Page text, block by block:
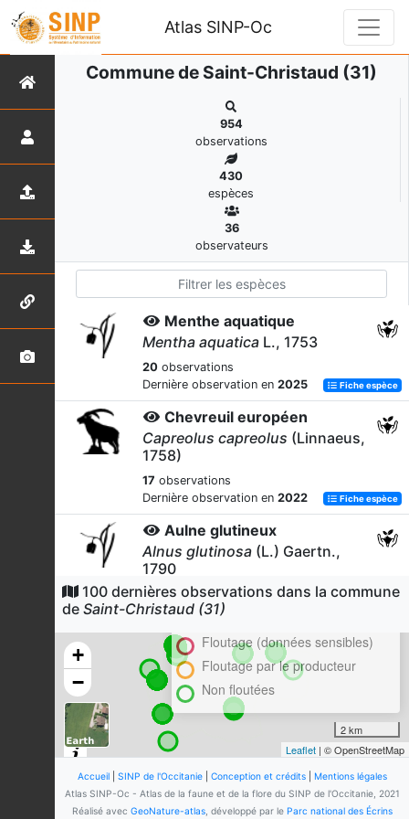
Atlas SINP-Oc
Commune de Saint-Christaud (31)
954
observations
430
espèces
36
observateurs
Menthe aquatique
Mentha aquatica L., 1753
20 observations
Dernière observation en 2025 Fiche espèce
Chevreuil européen
Capreolus capreolus (Linnaeus,
1758)
17 observations
Dernière observation en 2022 Fiche espèce
Aulne glutineux
Alnus glutinosa (L.) Gaertn.,
1790
17observations
Dernière observation en
Lycope d'Europe
Lycopus europaeusL., 1753
17observations
Dernière observation en
Robinier faux-acacia
Robinia pseudoacaciaL., 1753
observations
Fiche espèce
100 dernières observations dans la commune
de Saint-Christaud (31)
+
−
Cluster
En attente de validation régionale
Floutage (données sensibles)
Floutage par le producteur
Non floutées
2 km
Leaflet | © OpenStreetMap
Accueil| SINP de l'Occitanie| Conception et crédits| Mentions légales
Atlas SINP-Oc - Atlas de la faune et de la flore du SINP de l'Occitanie, 2021
Réalisé avec GeoNature-atlas, développé par le Parc national des Écrins